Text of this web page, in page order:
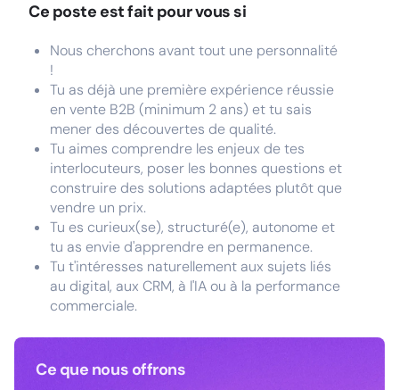
Ce poste est fait pour vous si
Nous cherchons avant tout une personnalité
!
Tu as déjà une première expérience réussie
en vente B2B (minimum 2 ans) et tu sais
mener des découvertes de qualité.
Tu aimes comprendre les enjeux de tes
interlocuteurs, poser les bonnes questions et
construire des solutions adaptées plutôt que
vendre un prix.
Tu es curieux(se), structuré(e), autonome et
tu as envie d'apprendre en permanence.
Tu t'intéresses naturellement aux sujets liés
au digital, aux CRM, à l'IA ou à la performance
commerciale.
Ce que nous offrons